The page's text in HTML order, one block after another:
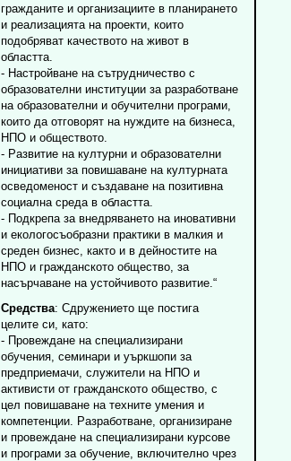
гражданите и организациите в планирането
и реализацията на проекти, които
подобряват качеството на живот в
областта.
- Настройване на сътрудничество с
образователни институции за разработване
на образователни и обучителни програми,
които да отговорят на нуждите на бизнеса,
НПО и обществото.
- Развитие на културни и образователни
инициативи за повишаване на културната
осведоменост и създаване на позитивна
социална среда в областта.
- Подкрепа за внедряването на иновативни
и екологосъобразни практики в малкия и
среден бизнес, както и в дейностите на
НПО и гражданското общество, за
насърчаване на устойчивото развитие.“
Средства: Сдружението ще постига
целите си, като:
- Провеждане на специализирани
обучения, семинари и уъркшопи за
предприемачи, служители на НПО и
активисти от гражданското общество, с
цел повишаване на техните умения и
компетенции. Разработване, организиране
и провеждане на специализирани курсове
и програми за обучение, включително чрез